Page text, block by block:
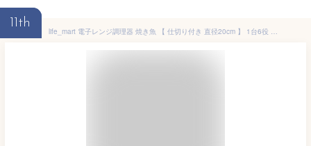
11th
life_mart 電子レンジ調理器 焼き魚 【 仕切り付き 直径20cm 】 1台6役 焼く 煮る 蒸す 茹でる 炒める 炊く 万能レンジグリル 時短クッカー 丸型 レシピ付き 丸洗いOK かわいい 仕切りプレート付 電子レンジ専用 (ブルー/シマエナガ, 仕切り付き)